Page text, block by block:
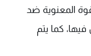
المعنوية ضد
كما يتم